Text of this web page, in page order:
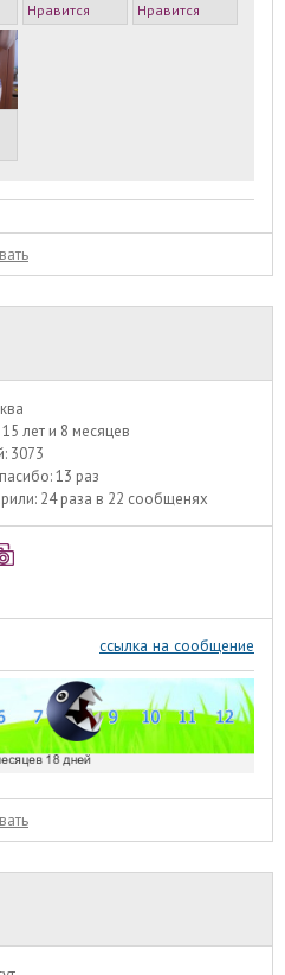
Нравится Нравится
15 лет и 8 месяцев
3073
13 раз
24 раза в 22 сообщенях
ссылка на сообщение